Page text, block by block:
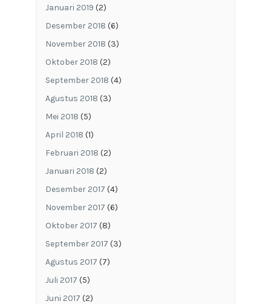
Januari 2019 (2)
Desember 2018 (6)
November 2018 (3)
Oktober 2018 (2)
September 2018 (4)
Agustus 2018 (3)
Mei 2018 (5)
April 2018 (1)
Februari 2018 (2)
Januari 2018 (2)
Desember 2017 (4)
November 2017 (6)
Oktober 2017 (8)
September 2017 (3)
Agustus 2017 (7)
Juli 2017 (5)
Juni 2017 (2)